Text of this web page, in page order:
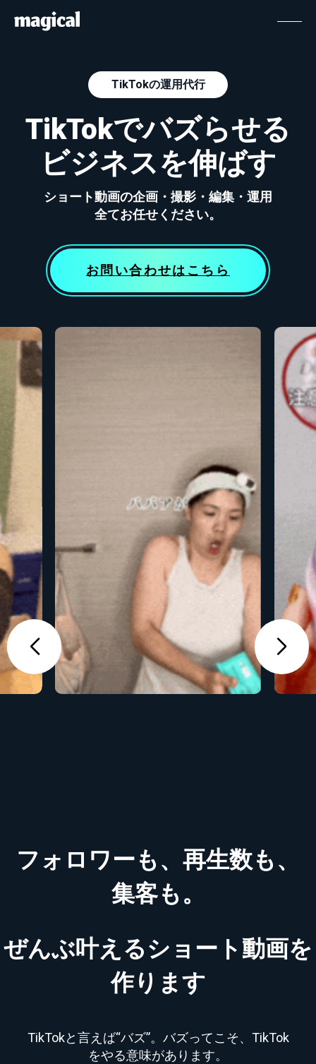
TikTokの運用代行
TikTokでバズらせる
ビジネスを伸ばす
ショート動画の企画・撮影・編集・運用
全てお任せください。
お問い合わせはこちら
フォロワーも、再生数も、
集客も。
ぜんぶ叶えるショート動画を
作ります
TikTokと言えば“バズ”。バズってこそ、TikTok
をやる意味があります。